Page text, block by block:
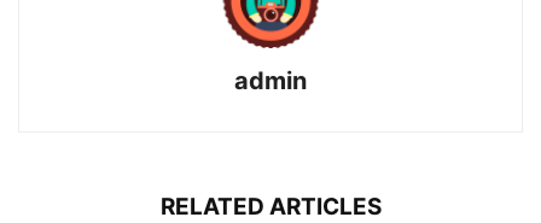
admin
RELATED ARTICLES